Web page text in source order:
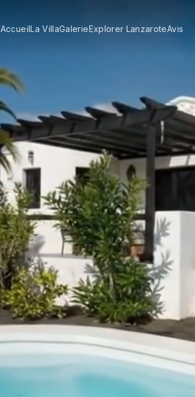
AccueilLa VillaGalerieExplorer LanzaroteAvis